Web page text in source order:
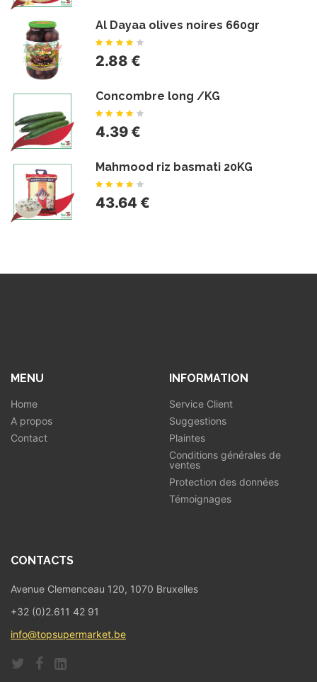
Al Dayaa olives noires 660gr
2.88 €
Concombre long /KG
4.39 €
Mahmood riz basmati 20KG
43.64 €
MENU
Home
A propos
Contact
INFORMATION
Service Client
Suggestions
Plaintes
Conditions générales de
ventes
Protection des données
Témoignages
CONTACTS
Avenue Clemenceau 120, 1070 Bruxelles
+32 (0)2.611 42 91
info@topsupermarket.be